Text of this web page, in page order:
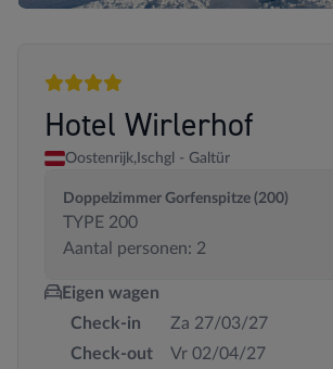
4 sterren
Hotel Wirlerhof
Oostenrijk, Ischgl - Galtür
Doppelzimmer Gorfenspitze (200)
TYPE 200
Aantal personen: 2
Eigen wagen
Check-in
Za 27/03/27
Check-out
Vr 02/04/27